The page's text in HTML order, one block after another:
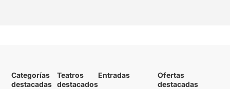
Categorías
destacadas
Teatros
destacados
Entradas
Ofertas
destacadas